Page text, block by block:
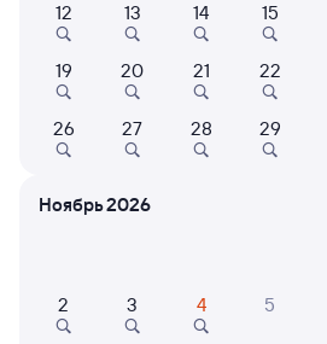
Найдём билет на поезд за вас
Даже если сейчас нет мест
Искать билеты
12 13 14 15
19 20 21 22
26 27 28 29
Ноябрь 2026
2 3 4 5